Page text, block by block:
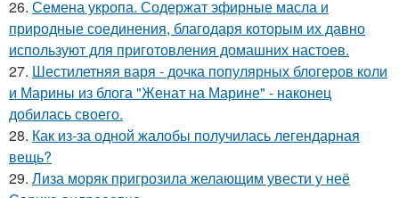
26. Семена укропа. Содержат эфирные масла и
природные соединения, благодаря которым их давно
используют для приготовления домашних настоев.
27. Шестилетняя варя - дочка популярных блогеров коли
и Марины из блога "Женат на Марине" - наконец
добилась своего.
28. Как из-за одной жалобы получилась легендарная
вещь?
29. Лиза моряк пригрозила желающим увести у неё